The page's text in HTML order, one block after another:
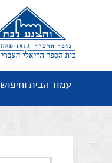
עמוד הבית וחיפוש